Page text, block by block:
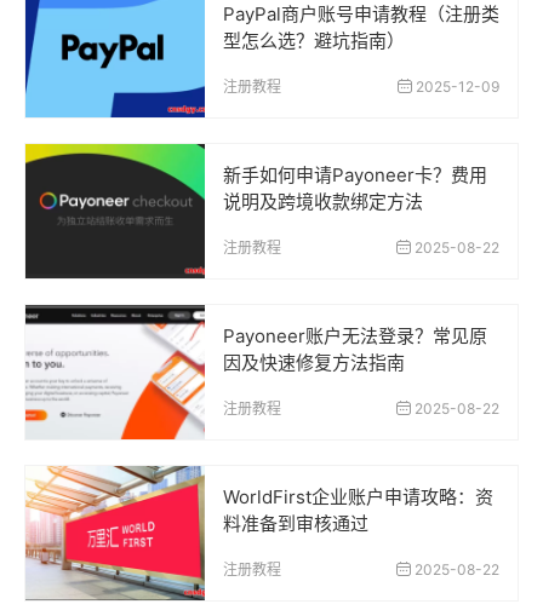
PayPal商户账号申请教程（注册类
型怎么选？避坑指南）
注册教程 2025-12-09
新手如何申请Payoneer卡？费用
说明及跨境收款绑定方法
注册教程 2025-08-22
Payoneer账户无法登录？常见原
因及快速修复方法指南
注册教程 2025-08-22
WorldFirst企业账户申请攻略：资
料准备到审核通过
注册教程 2025-08-22